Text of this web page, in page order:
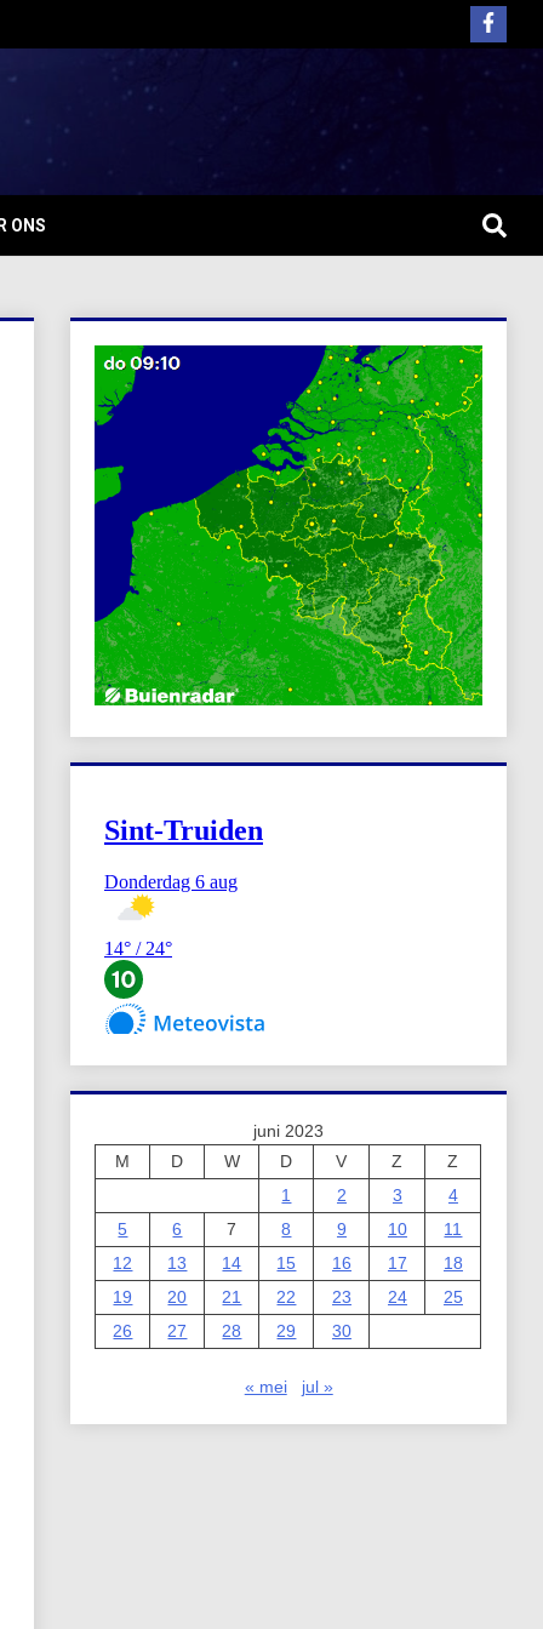
ONS
juni 2023
M
D W D V Z
Z
1
2 3
4
5
6 7 8 9 10
11
12
13 14 15 16 17
18
19
20 21 22 23 24
25
26
27 28 29 30
« mei jul »